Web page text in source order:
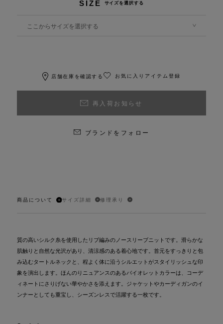
SIZE サイズを選択する
ここからサイズを選択する
店舗在庫を確認する お気に入りアイテム登録
再入荷お知らせ
ブランドをフォロー
商品について サイズ詳細 修理承り
質の高いシルク糸を使用したリブ編みのノースリーブニットです。滑らかな
肌触りと自然な光沢があり、清涼感のある着心地です。首元をすっきりと包
み込むタートルネックと、程よく体に沿うシルエットがスタイリッシュな印
象を演出します。ほんのりニュアンスのあるバイオレットカラーは、コーデ
ィネートにさりげない華やかさを添えます。ジャケットやカーディガンのイ
ンナーとしても重宝し、シーズンレスで活躍する一枚です。